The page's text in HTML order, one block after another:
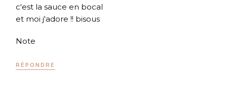
c'est la sauce en bocal
et moi j'adore !! bisous
Note
RÉPONDRE